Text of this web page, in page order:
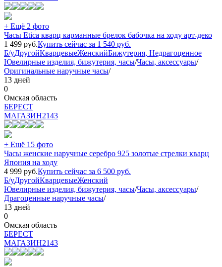
+ Ещё 2 фото
Часы Etica кварц карманные брелок бабочка на ходу арт-деко
1 499 руб.Купить сейчас за 1 540 руб.
Б/уДругойКварцевыеЖенскийБижутерия, Недрагоценное
Ювелирные изделия, бижутерия, часы/Часы, аксессуары/
Оригинальные наручные часы/
13 дней
0
Омская область
БEPECT
МАГАЗИН2143
+ Ещё 15 фото
Часы женские наручные серебро 925 золотые стрелки кварц
Япония на ходу
4 999 руб.Купить сейчас за 6 500 руб.
Б/уДругойКварцевыеЖенский
Ювелирные изделия, бижутерия, часы/Часы, аксессуары/
Драгоценные наручные часы/
13 дней
0
Омская область
БEPECT
МАГАЗИН2143